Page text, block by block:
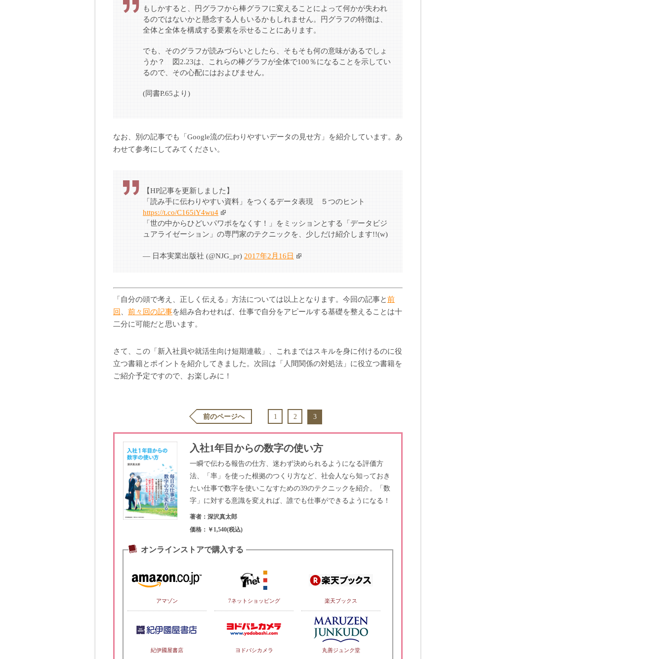
もしかすると、円グラフから棒グラフに変えることによって何かが失われ
るのではないかと懸念する人もいるかもしれません。円グラフの特徴は、
全体と全体を構成する要素を示せることにあります。
でも、そのグラフが読みづらいとしたら、そもそも何の意味があるでしょ
うか？ 図2.23は、これらの棒グラフが全体で100％になることを示してい
るので、その心配にはおよびません。
(同書P.65より)
なお、別の記事でも「Google流の伝わりやすいデータの見せ方」を紹介しています。あ
わせて参考にしてみてください。
【HP記事を更新しました】
「読み手に伝わりやすい資料」をつくるデータ表現 ５つのヒント
https://t.co/C165iY4wu4
「世の中からひどいパワポをなくす！」をミッションとする「データビジ
ュアライゼーション」の専門家のテクニックを、少しだけ紹介します!!(w)
— 日本実業出版社 (@NJG_pr) 2017年2月16日
「自分の頭で考え、正しく伝える」方法については以上となります。今回の記事と前
回
前々回の記事を組み合わせれば、仕事で自分をアピールする基礎を整えることは十
二分に可能だと思います。
さて、この「新入社員や就活生向け短期連載」、これまではスキルを身に付けるのに役
立つ書籍とポイントを紹介してきました。次回は「人間関係の対処法」に役立つ書籍を
ご紹介予定ですので、お楽しみに！
前のページへ 1 2 3
入社1年目からの数字の使い方
一瞬で伝わる報告の仕方、迷わず決められるようになる評価方
法、「率」を使った根拠のつくり方など、社会人なら知っておき
たい仕事で数字を使いこなすための39のテクニックを紹介。「数
字」に対する意識を変えれば、誰でも仕事ができるようになる！
著者：深沢真太郎
価格：￥1,540(税込)
オンラインストアで購入する
アマゾン 7ネットショッピング 楽天ブックス
紀伊國屋書店 ヨドバシカメラ 丸善ジュンク堂